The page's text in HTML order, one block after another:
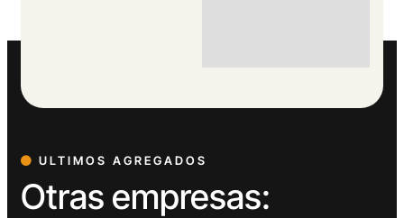
ULTIMOS AGREGADOS
Otras empresas: